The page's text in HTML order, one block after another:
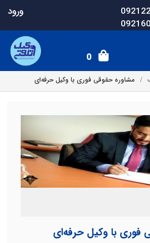
ورود
0
مشاوره حقوقی فوری با وکیل حرفه‌ای
فوری با وکیل حرفه‌ای